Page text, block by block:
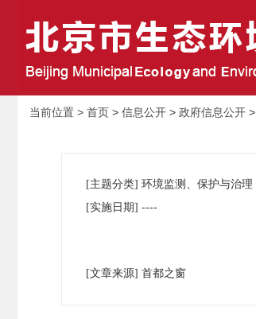
当前位置 > 首页 > 信息公开 > 政府信息公开 >
[主题分类] 环境监测、保护与治理
[实施日期] ----
[文章来源] 首都之窗